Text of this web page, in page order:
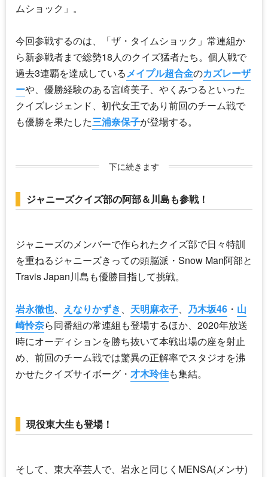
ムショック」。
今回参戦するのは、「ザ・タイムショック」常連組か
ら新参戦者まで総勢18人のクイズ猛者たち。個人戦で
過去3連覇を達成しているメイプル超合金のカズレーザ
ーや、優勝経験のある宮崎美子、 やくみつるといった
クイズレジェンド、初代女王であり前回のチーム戦で
も優勝を果たした三浦奈保子が登場する。
下に続きます
ジャニーズクイズ部の阿部＆川島も参戦！
ジャニーズのメンバーで作られたクイズ部で日々特訓
を重ねるジャニーズきっての頭脳派・ Snow Man阿部と
Travis Japan川島も優勝目指して挑戦。
岩永徹也、 えなりかずき、 天明麻衣子、 乃木坂46 ・ 山
崎怜奈ら同番組の常連組も登場するほか、2020年放送
時にオーディションを勝ち抜いて本戦出場の座を射止
め、前回のチーム戦では驚異の正解率でスタジオを沸
かせたクイズサイボーグ・ 才木玲佳も集結。
現役東大生も登場！
そして、東大卒芸人で、岩永と同じくMENSA(メンサ)